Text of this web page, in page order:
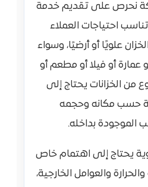
نحرص على تقديم خدمة
احتياجات العملاء
علويًا أو أرضيًا، وسواء
أو فيلا أو مطعم أو
من الخزانات يحتاج إلى
حسب مكانه وحجمه
الموجودة بداخله.
يحتاج إلى اهتمام خاص
والعوامل الخارجية،